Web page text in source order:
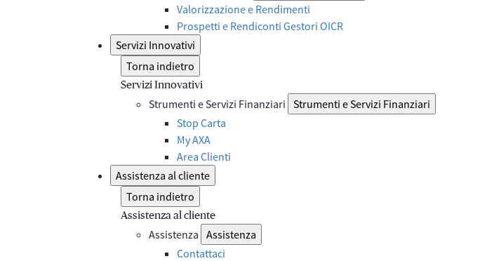
Valorizzazione e Rendimenti
Prospetti e Rendiconti Gestori OICR
Servizi Innovativi
Torna indietro
Servizi Innovativi
Strumenti e Servizi Finanziari Strumenti e Servizi Finanziari
Stop Carta
My AXA
Area Clienti
Assistenza al cliente
Torna indietro
Assistenza al cliente
Assistenza Assistenza
Contattaci